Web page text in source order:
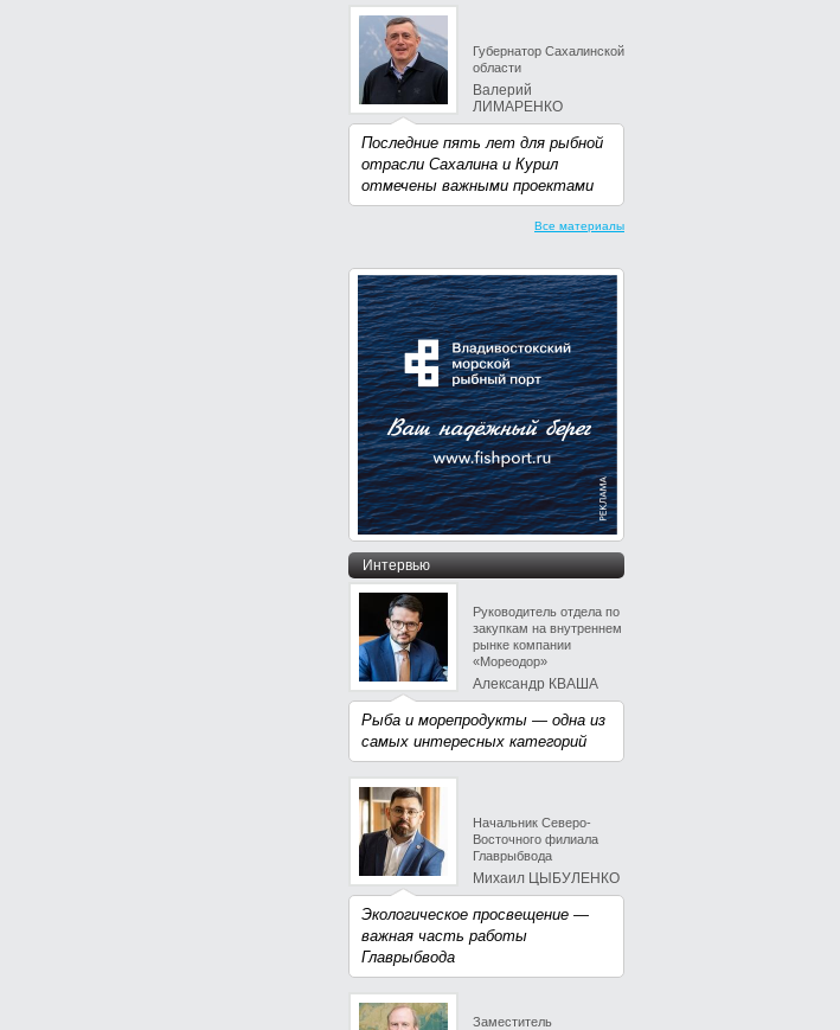
Губернатор Сахалинской
области
Валерий
ЛИМАРЕНКО
Последние пять лет для рыбной
отрасли Сахалина и Курил
отмечены важными проектами
Все материалы
Интервью
Руководитель отдела по
закупкам на внутреннем
рынке компании
«Мореодор»
Александр КВАША
Рыба и морепродукты — одна из
самых интересных категорий
Начальник Северо-
Восточного филиала
Главрыбвода
Михаил ЦЫБУЛЕНКО
Экологическое просвещение —
важная часть работы
Главрыбвода
Заместитель